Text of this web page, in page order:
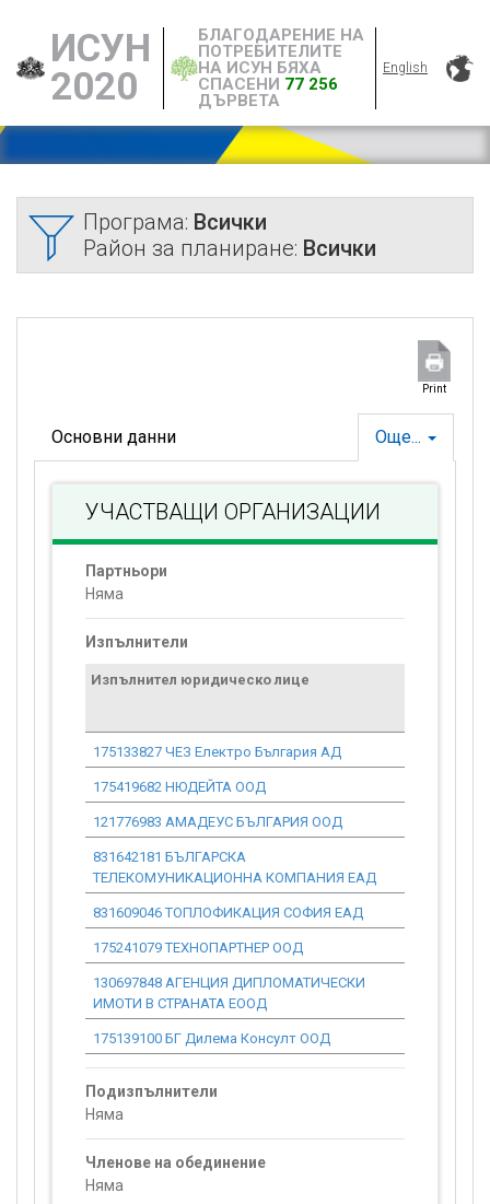
ИСУН
2020
БЛАГОДАРЕНИЕ НА
ПОТРЕБИТЕЛИТЕ
НА ИСУН БЯХА
СПАСЕНИ 77 256
ДЪРВЕТА
English
Програма: Всички
Район за планиране: Всички
Print
Още...
Основни данни
УЧАСТВАЩИ ОРГАНИЗАЦИИ
Партньори
Няма
Изпълнители
Изпълнител юридическо лице
175133827 ЧЕЗ Електро България АД
175419682 НЮДЕЙТА ООД
121776983 АМАДЕУС БЪЛГАРИЯ ООД
831642181 БЪЛГАРСКА
ТЕЛЕКОМУНИКАЦИОННА КОМПАНИЯ ЕАД
831609046 ТОПЛОФИКАЦИЯ СОФИЯ ЕАД
175241079 ТЕХНОПАРТНЕР ООД
130697848 АГЕНЦИЯ ДИПЛОМАТИЧЕСКИ
ИМОТИ В СТРАНАТА ЕООД
175139100 БГ Дилема Консулт ООД
Подизпълнители
Няма
Членове на обединение
Няма